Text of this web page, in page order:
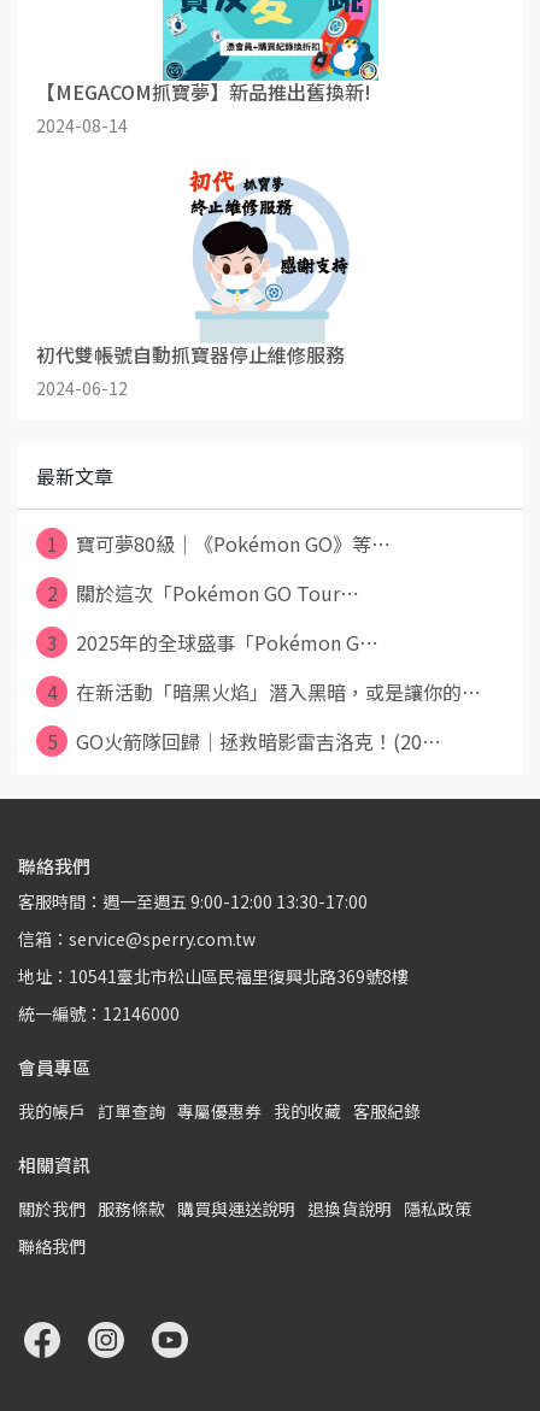
【MEGACOM抓寶夢】新品推出舊換新!
2024-08-14
初代雙帳號自動抓寶器停止維修服務
2024-06-12
最新文章
1
寶可夢80級｜《Pokémon GO》等⋯
2
關於這次「Pokémon GO Tour⋯
3
2025年的全球盛事「Pokémon G⋯
4
在新活動「暗黑火焰」潛入黑暗，或是讓你的⋯
5
GO火箭隊回歸｜拯救暗影雷吉洛克！(20⋯
聯絡我們
客服時間：週一至週五 9:00-12:00 13:30-17:00
信箱：service@sperry.com.tw
地址：10541臺北市松山區民福里復興北路369號8樓
統一編號：12146000
會員專區
我的帳戶 訂單查詢 專屬優惠券 我的收藏 客服紀錄
相關資訊
關於我們 服務條款 購買與運送說明 退換貨說明 隱私政策
聯絡我們